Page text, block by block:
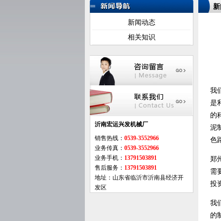
新闻动态
相关知识
沂南宏运兴发机械厂
销售热线： 0539-3552966
业务传真： 0539-3552966
业务手机： 13791503891
售后服务： 13791503891
地址：山东省临沂市沂南县经济开
发区
我
是
的
泥
色
郑
需
投
我
的